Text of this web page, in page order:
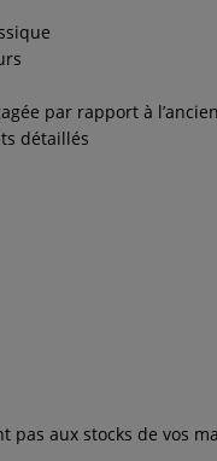
par rapport à
détaillés
aux stocks de vos